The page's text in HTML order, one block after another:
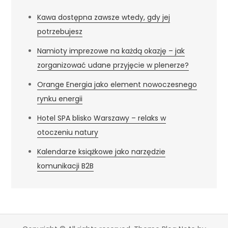
Kawa dostępna zawsze wtedy, gdy jej
potrzebujesz
Namioty imprezowe na każdą okazję – jak
zorganizować udane przyjęcie w plenerze?
Orange Energia jako element nowoczesnego
rynku energii
Hotel SPA blisko Warszawy – relaks w
otoczeniu natury
Kalendarze książkowe jako narzędzie
komunikacji B2B